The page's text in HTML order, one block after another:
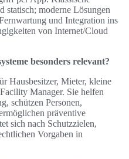
statisch; moderne Lösungen
und Integration ins
von Internet/Cloud
besonders relevant?
Hausbesitzer, Mieter, kleine
Manager. Sie helfen
schützen Personen,
präventive
sich nach Schutzzielen,
Vorgaben in